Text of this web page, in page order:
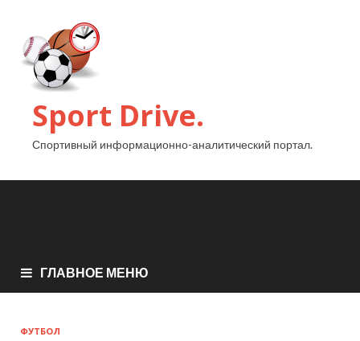
Sport Drive.
Спортивный информационно-аналитический портал.
ГЛАВНОЕ МЕНЮ
ФУТБОЛ